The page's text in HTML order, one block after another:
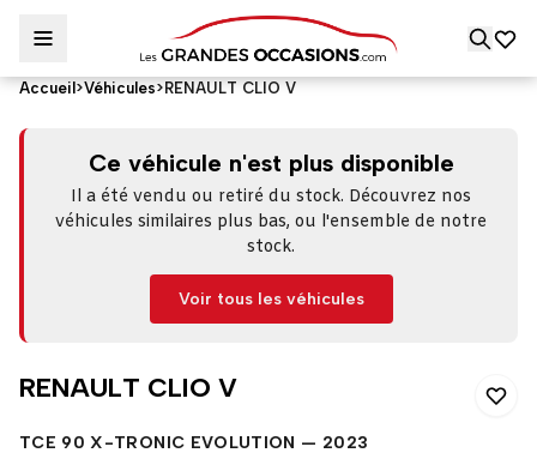
Accueil >Véhicules> RENAULT CLIO V
RENAULT CLIO V
Ce véhicule n'est plus disponible
Il a été vendu ou retiré du stock. Découvrez nos
véhicules similaires plus bas, ou l'ensemble de notre
stock.
Voir tous les véhicules
RENAULT CLIO V
TCE 90 X-TRONIC EVOLUTION — 2023